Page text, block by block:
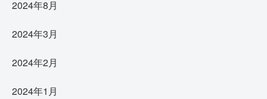
2024年8月
2024年3月
2024年2月
2024年1月